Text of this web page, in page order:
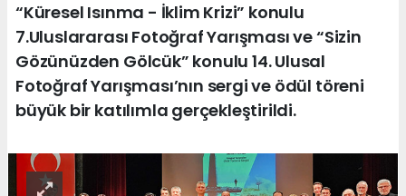
“Küresel Isınma - İklim Krizi” konulu
7.Uluslararası Fotoğraf Yarışması ve “Sizin
Gözünüzden Gölcük” konulu 14. Ulusal
Fotoğraf Yarışması’nın sergi ve ödül töreni
büyük bir katılımla gerçekleştirildi.